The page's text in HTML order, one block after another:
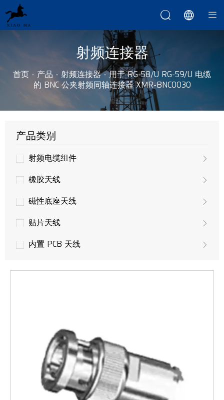
  
射频连接器
首页 - 产品 - 射频连接器- 用于 RG-58/U RG-59/U 电缆
的 BNC 公夹射频同轴连接器 XMR-BNC0030
产品类别
射频电缆组件
橡胶天线
磁性底座天线
贴片天线
内置 PCB 天线
多输入多输出天线
LTE 天线
3G 天线
GSM/UMTS 天线